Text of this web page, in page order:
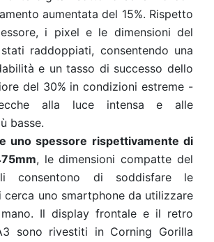
aumentata del 15%. Rispetto
i pixel e le dimensioni del
raddoppiati, consentendo una
e un tasso di successo dello
del 30% in condizioni estreme -
alla luce intensa e alle
basse.
uno spessore rispettivamente di
, le dimensioni compatte del
consentono di soddisfare le
cerca uno smartphone da utilizzare
Il display frontale e il retro
sono rivestiti in Corning Gorilla